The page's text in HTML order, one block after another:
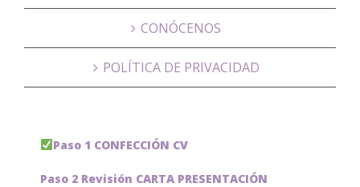
CONÓCENOS
POLÍTICA DE PRIVACIDAD
Paso 1 CONFECCIÓN CV
Paso 2 Revisión CARTA PRESENTACIÓN